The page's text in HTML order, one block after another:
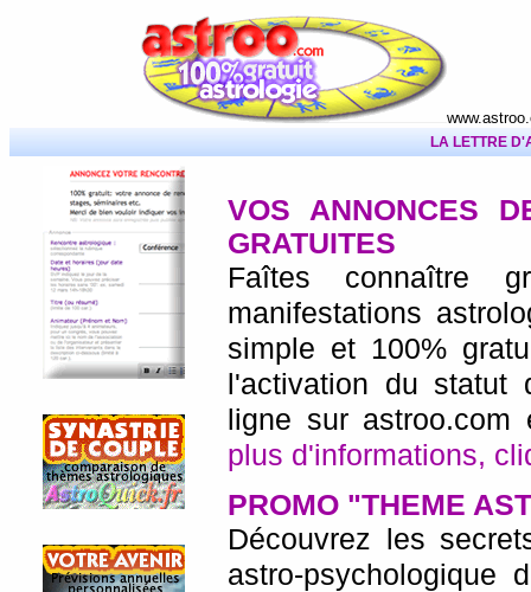
LA LETTRE
VOS ANNONCES
GRATUITES
Faîtes connaître
manifestations
simple et 100%
l'activation du statut
ligne sur
plus d'informations,
PROMO "THEME
Découvrez les
astro-psychologique